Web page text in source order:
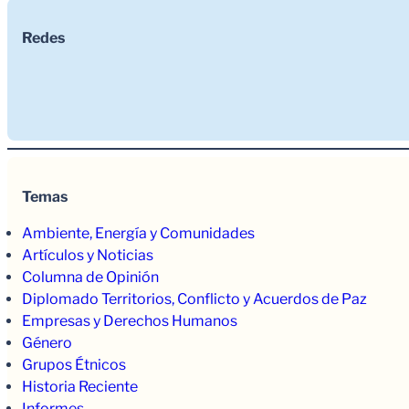
Redes
Temas
Ambiente, Energía y Comunidades
Artículos y Noticias
Columna de Opinión
Diplomado Territorios, Conflicto y Acuerdos de Paz
Empresas y Derechos Humanos
Género
Grupos Étnicos
Historia Reciente